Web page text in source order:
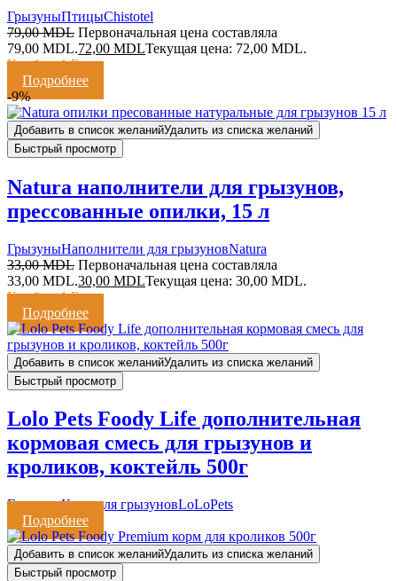
ГрызуныПтицыChistotel
79,00MDL Первоначальная цена составляла
79,00 MDL.72,00 MDLТекущая цена: 72,00 MDL.
Кешбэк:1 Балл
Подробнее
-9%
Добавить в список желанийУдалить из списка желаний
Быстрый просмотр
Natura наполнители для грызунов,
прессованные опилки, 15 л
ГрызуныНаполнители для грызуновNatura
33,00MDL Первоначальная цена составляла
33,00 MDL.30,00 MDLТекущая цена: 30,00 MDL.
Кешбэк:1 Балл
Подробнее
Добавить в список желанийУдалить из списка желаний
Быстрый просмотр
Lolo Pets Foody Life дополнительная
кормовая смесь для грызунов и
кроликов, коктейль 500г
ГрызуныКорм для грызуновLoLoPets
Подробнее
Добавить в список желанийУдалить из списка желаний
Быстрый просмотр